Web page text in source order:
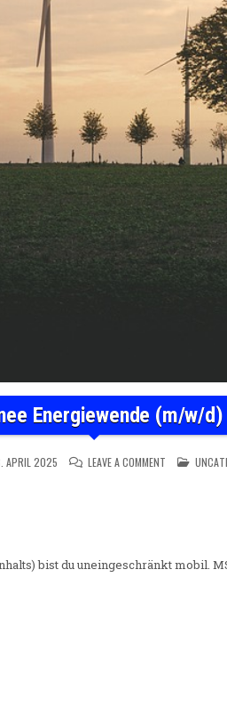
Energiewende (m/w/d)
APRIL 2025 LEAVE A COMMENT ON TRAINEE
bist du uneingeschränkt mobil.